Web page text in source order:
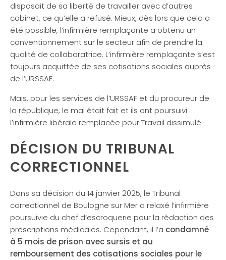
disposait de sa liberté de travailler avec d’autres
cabinet, ce qu’elle a refusé. Mieux, dès lors que cela a
été possible, l’infirmière remplaçante a obtenu un
conventionnement sur le secteur afin de prendre la
qualité de collaboratrice. L’infirmière remplaçante s’est
toujours acquittée de ses cotisations sociales auprès
de l’URSSAF.
Mais, pour les services de l’URSSAF et du procureur de
la république, le mal était fait et ils ont poursuivi
l’infirmière libérale remplacée pour Travail dissimulé.
DÉCISION DU TRIBUNAL
CORRECTIONNEL
Dans sa décision du 14 janvier 2025, le Tribunal
correctionnel de Boulogne sur Mer a relaxé l’infirmière
poursuivie du chef d’escroquerie pour la rédaction des
prescriptions médicales. Cependant, il l’a condamné
à 5 mois de prison avec sursis et au
remboursement des cotisations sociales pour le